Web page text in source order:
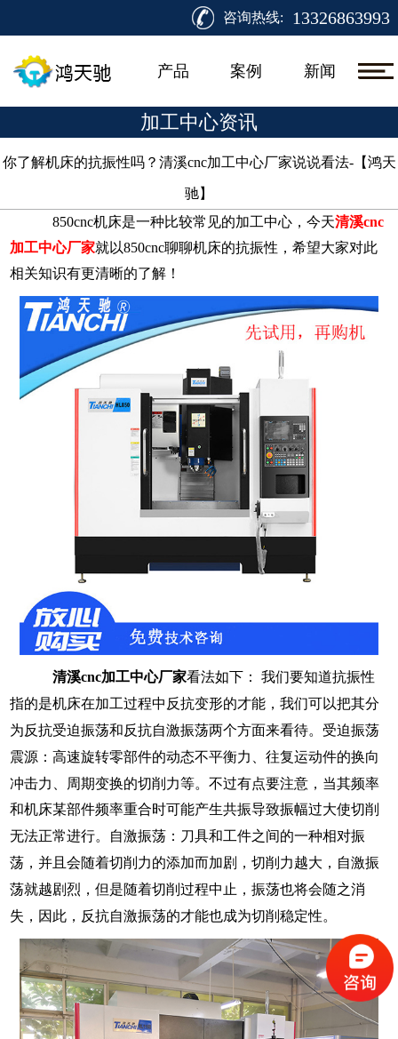
咨询热线: 13326863993
产品 案例 新闻
加工中心资讯
你了解机床的抗振性吗？清溪cnc加工中心厂家说说看法-【鸿天
驰】​
850cnc机床是一种比较常见的加工中心，今天清溪cnc
加工中心厂家就以850cnc聊聊机床的抗振性，希望大家对此
相关知识有更清晰的了解！
清溪cnc加工中心厂家看法如下： 我们要知道抗振性
指的是机床在加工过程中反抗变形的才能，我们可以把其分
为反抗受迫振荡和反抗自激振荡两个方面来看待。 受迫振荡
震源：高速旋转零部件的动态不平衡力、往复运动件的换向
冲击力、周期变换的切削力等。不过有点要注意，当其频率
和机床某部件频率重合时可能产生共振导致振幅过大使切削
无法正常进行。
自激振荡 ： 刀具和工件之间的一种相对振
荡，并且会随着切削力的添加而加剧，切削力越大，自激振
荡就越剧烈，但是随着切削过程中止，振荡也将会随之消
失，因此，反抗自激振荡的才能也成为切削稳定性。